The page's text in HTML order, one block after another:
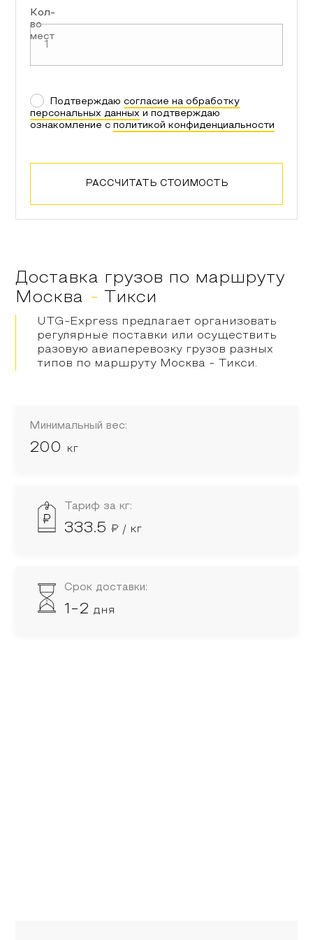
Кол-
во
мест
Подтверждаю согласие на обработку
персональных данных и подтверждаю
ознакомление с политикой конфиденциальности
РАССЧИТАТЬ СТОИМОСТЬ
Доставка грузов по маршруту
Москва - Тикси
UTG-Express предлагает организовать
регулярные поставки или осуществить
разовую авиаперевозку грузов разных
типов по маршруту Москва - Тикси .
Минимальный вес:
200 кг
Тариф за кг:
333.5 ₽ / кг
Срок доставки:
1-2дня